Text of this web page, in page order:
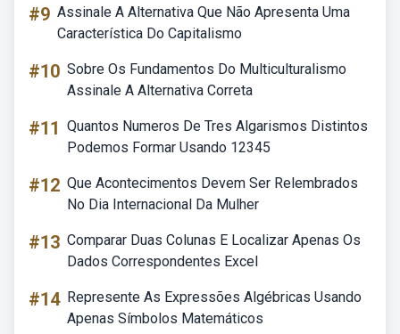
#9 Assinale A Alternativa Que Não Apresenta Uma
Característica Do Capitalismo
#10 Sobre Os Fundamentos Do Multiculturalismo
Assinale A Alternativa Correta
#11 Quantos Numeros De Tres Algarismos Distintos
Podemos Formar Usando 12345
#12 Que Acontecimentos Devem Ser Relembrados
No Dia Internacional Da Mulher
#13 Comparar Duas Colunas E Localizar Apenas Os
Dados Correspondentes Excel
#14 Represente As Expressões Algébricas Usando
Apenas Símbolos Matemáticos